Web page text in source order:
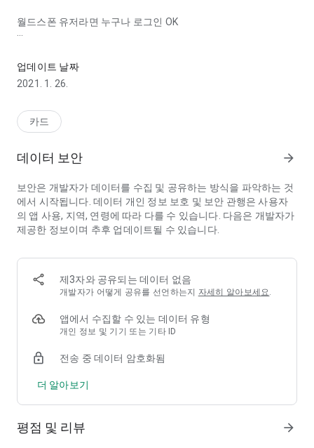
월드스폰 유저라면 누구나 로그인 OK
다양한 게임을 즐겨보세요.
-개성 넘치는 아이템
“월드맞고”만의 캐릭터와 사운드를 모두에게 뽑내보세요.
다양한 캐릭터와 사운드 제공을 통해 게임에 몰입감을 더합니다.
-무료충전
하루 10회 무료충전으로 끊임없이 게임을 즐길 수 있습니다.
무료충전을 다 소진하여도 걱정 無!
환전소에서 게임머니를 충전해 다시 한번 도전!
-넘치는 보상
만 아니라 특별한 보상도 받아보세요.
업데이트 날짜
2021. 1. 26.
카드
데이터 보안 arrow_forward
보안은 개발자가 데이터를 수집 및 공유하는 방식을 파악하는 것
에서 시작됩니다. 데이터 개인 정보 보호 및 보안 관행은 사용자
의 앱 사용, 지역, 연령에 따라 다를 수 있습니다. 다음은 개발자가
제공한 정보이며 추후 업데이트될 수 있습니다.
제3자와 공유되는 데이터 없음
개발자가 어떻게 공유를 선언하는지 자세히 알아보세요.
앱에서 수집할 수 있는 데이터 유형
개인 정보 및 기기 또는 기타 ID
전송 중 데이터 암호화됨
더 알아보기
평점 및 리뷰 arrow_forward